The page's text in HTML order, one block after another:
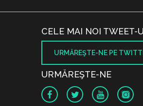
CELE MAI NOI TWEET-
URMĂREŞTE-NE PE
URMĂREŞTE-NE